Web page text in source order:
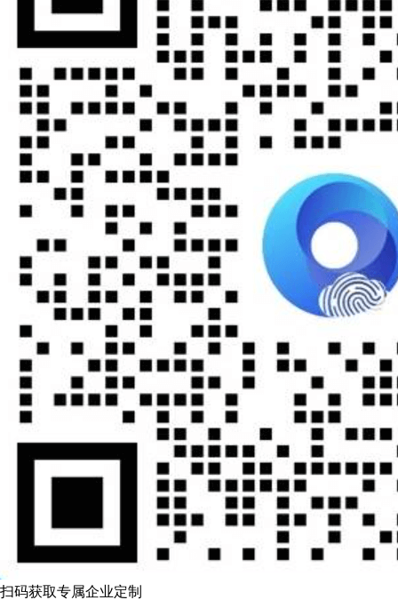
扫码获取专属企业定制